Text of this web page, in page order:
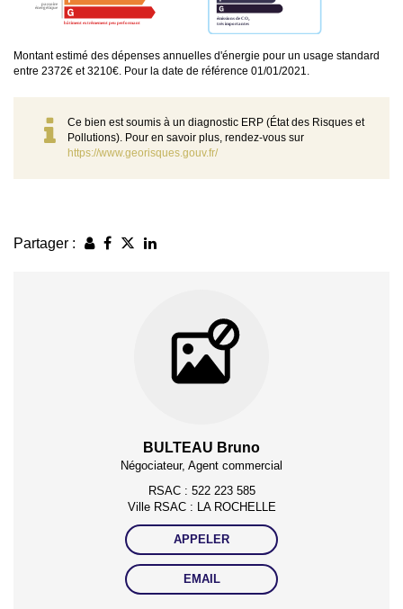
Montant estimé des dépenses annuelles d'énergie pour un usage standard
entre 2372€ et 3210€. Pour la date de référence 01/01/2021.
Ce bien est soumis à un diagnostic ERP (État des Risques et
Pollutions). Pour en savoir plus, rendez-vous sur
https://www.georisques.gouv.fr/
Partager :
BULTEAU Bruno
Négociateur, Agent commercial
RSAC : 522 223 585
Ville RSAC : LA ROCHELLE
APPELER
EMAIL